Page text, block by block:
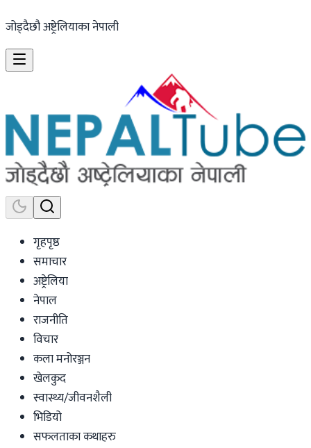
जोड्दैछौ अष्ट्रेलियाका नेपाली
गृहपृष्ठ
समाचार
अष्ट्रेलिया
नेपाल
राजनीति
विचार
कला मनोरञ्जन
खेलकुद
स्वास्थ्य/जीवनशैली
भिडियो
सफलताका कथाहरु